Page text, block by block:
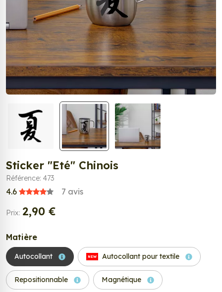
Sticker "Eté" Chinois
Référence: 473
4.6 7 avis
Prix: 2,90 €
Matière
Autocollant NEW Autocollant pour textile
Repositionnable Magnétique